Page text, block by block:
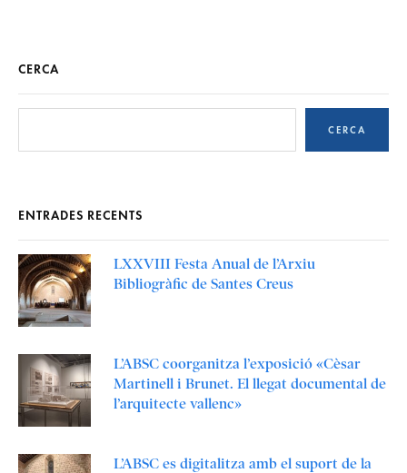
CERCA
CERCA
ENTRADES RECENTS
LXXVIII Festa Anual de l’Arxiu
Bibliogràfic de Santes Creus
L’ABSC coorganitza l’exposició «Cèsar
Martinell i Brunet. El llegat documental de
l’arquitecte vallenc»
L’ABSC es digitalitza amb el suport de la